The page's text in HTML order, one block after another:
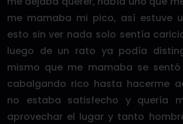
me mamaba mi pico, así estuve
esto sin ver nada solo sentía
luego de un rato ya podía
mismo que me mamaba se
cabalgando rico hasta hacerme
no estaba satisfecho y quería
aprovechar el lugar y tanto